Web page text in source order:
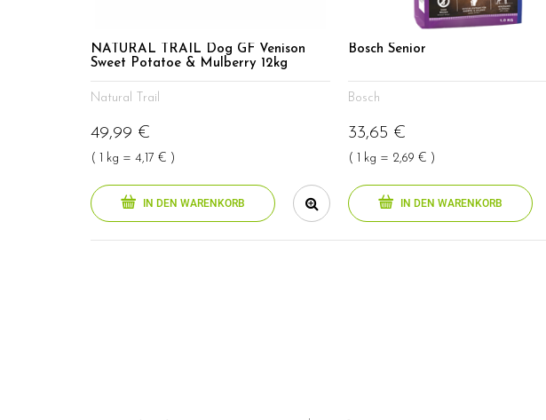
NATURAL TRAIL Dog GF Venison
Sweet Potatoe & Mulberry 12kg
Natural Trail
49,99 €
( 1 kg = 4,17 € )
IN DEN WARENKORB
Bosch Senior
Bosch
33,65 €
( 1 kg = 2,69 € )
IN DEN WARENKORB